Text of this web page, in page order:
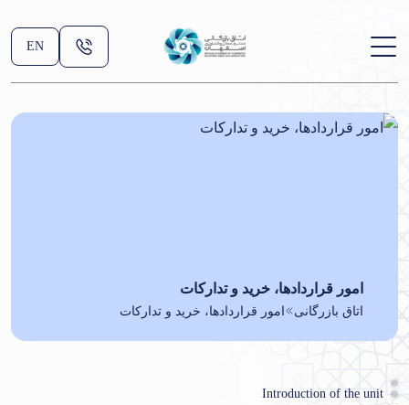
EN
امور قراردادها، خرید و تدارکات
اتاق بازرگانی امور قراردادها، خرید و تدارکات
Introduction of the unit